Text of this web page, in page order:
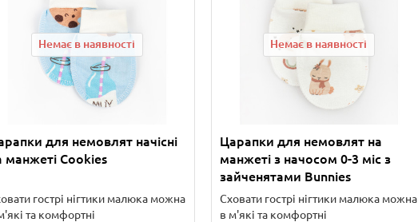
Немає в наявності
для немовлят начісні
манжеті Cookies
гострі нігтики малюка можна
та комфортні
Немає в наявності
Царапки для немовлят на
манжеті з начосом 0-3 міс з
зайченятами Bunnies
Сховати гострі нігтики малюка можна
в м'які та комфортні